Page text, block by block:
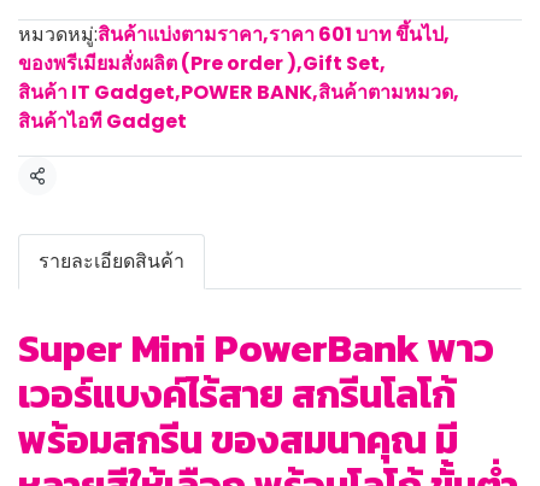
หมวดหมู่:สินค้าแบ่งตามราคา,ราคา 601 บาท ขึ้นไป,
ของพรีเมียมสั่งผลิต (Pre order ),Gift Set,
สินค้า IT Gadget,POWER BANK,สินค้าตามหมวด,
สินค้าไอที Gadget
แชร์
รายละเอียดสินค้า
Super Mini PowerBank พาว
เวอร์แบงค์ไร้สาย สกรีนโลโก้
พร้อมสกรีน ของสมนาคุณ มี